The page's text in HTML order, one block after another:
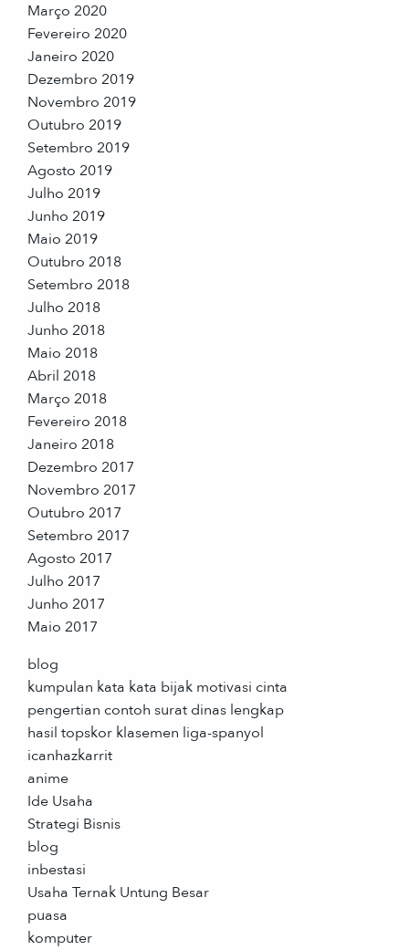
Março 2020
Fevereiro 2020
Janeiro 2020
Dezembro 2019
Novembro 2019
Outubro 2019
Setembro 2019
Agosto 2019
Julho 2019
Junho 2019
Maio 2019
Outubro 2018
Setembro 2018
Julho 2018
Junho 2018
Maio 2018
Abril 2018
Março 2018
Fevereiro 2018
Janeiro 2018
Dezembro 2017
Novembro 2017
Outubro 2017
Setembro 2017
Agosto 2017
Julho 2017
Junho 2017
Maio 2017
blog
kumpulan kata kata bijak motivasi cinta
pengertian contoh surat dinas lengkap
hasil topskor klasemen liga-spanyol
icanhazkarrit
anime
Ide Usaha
Strategi Bisnis
blog
inbestasi
Usaha Ternak Untung Besar
puasa
komputer